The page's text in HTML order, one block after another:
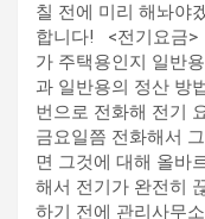
칠 전에 미리 해놔야
합니다! ​ ​ <전기요금
가 주택용인지 일반
과 일반용의 정산 방
번으로 전화해 전기
금요일쯤 전화해서
면 그것에 대해 올바
해서 전기가 완전히
하기 전에 관리사무